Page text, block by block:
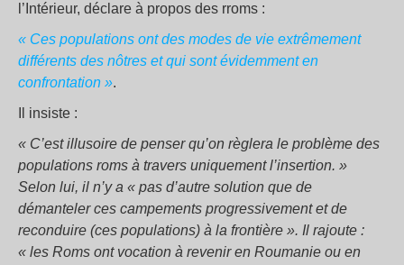
l’Intérieur, déclare à propos des rroms :
« Ces populations ont des modes de vie extrêmement
différents des nôtres et qui sont évidemment en
confrontation ».
Il insiste :
« C’est illusoire de penser qu’on règlera le problème des
populations roms à travers uniquement l’insertion. »
Selon lui, il n’y a « pas d’autre solution que de
démanteler ces campements progressivement et de
reconduire (ces populations) à la frontière ». Il rajoute :
« les Roms ont vocation à revenir en Roumanie ou en